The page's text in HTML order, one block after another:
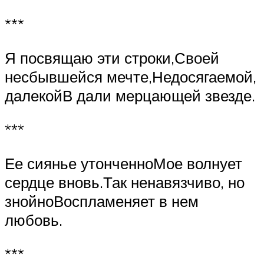
***
Я посвящаю эти строки,Своей
несбывшейся мечте,Недосягаемой,
далекойВ дали мерцающей звезде.
***
Ее сиянье утонченноМое волнует
сердце вновь.Так ненавязчиво, но
знойноВоспламеняет в нем
любовь.
***